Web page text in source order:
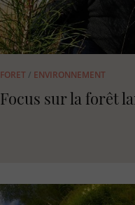
FORET/ ENVIRONNEMENT
Focus sur la forêt